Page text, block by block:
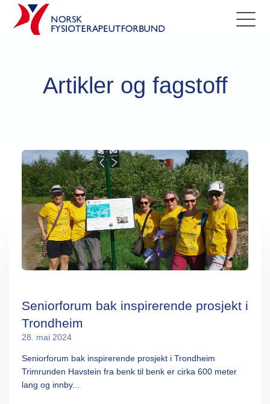
Artikler og fagstoff
Seniorforum bak inspirerende prosjekt i
Trondheim
28. mai 2024
Seniorforum bak inspirerende prosjekt i Trondheim
Trimrunden Havstein fra benk til benk er cirka 600 meter
lang og innby...